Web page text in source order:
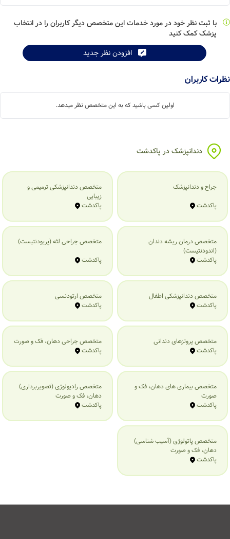
با ثبت نظر خود در مورد خدمات این متخصص دیگر کاربران را در انتخاب
پزشک کمک کنید
افزودن نظر جدید
نظرات کاربران
اولین کسی باشید که به این متخصص نظر میدهد.
دندانپزشک در پاکدشت
جراح و دندانپزشک
پاکدشت
متخصص دندانپزشکی ترمیمی و
زیبایی
پاکدشت
متخصص درمان ریشه دندان
(اندودنتیست)
پاکدشت
متخصص جراحی لثه (پریودنتیست)
پاکدشت
متخصص دندانپزشکی اطفال
پاکدشت
متخصص ارتودنسی
پاکدشت
متخصص پروتزهای دندانی
پاکدشت
متخصص جراحی دهان، فک و صورت
پاکدشت
متخصص بیماری‌ های دهان، فک و
صورت
پاکدشت
متخصص رادیولوژی (تصویربرداری)
دهان، فک و صورت
پاکدشت
متخصص پاتولوژی (آسیب شناسی)
دهان، فک و صورت
پاکدشت